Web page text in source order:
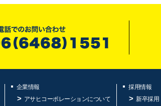
企業情報
アサヒコーポレーションについて
採用情報
新卒採用